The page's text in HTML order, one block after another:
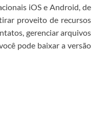
iOS e Android, de
proveito de recursos
gerenciar arquivos
pode baixar a versão